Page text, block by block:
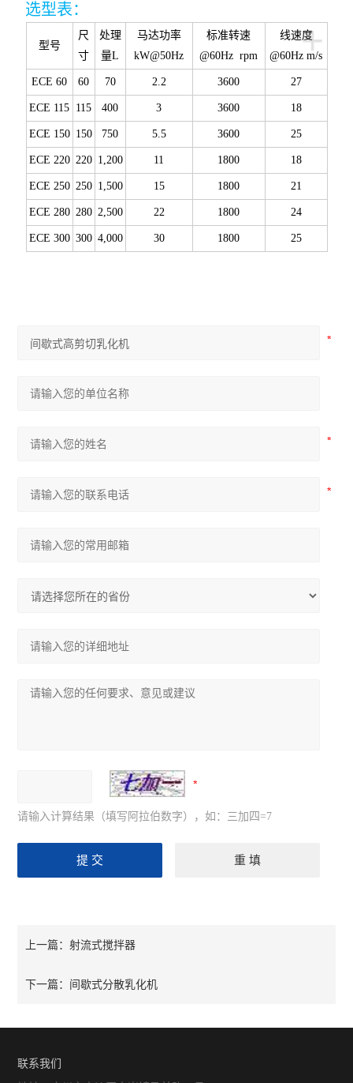
选型表：
+
型号
尺
寸
处理
量L
马达功率
kW@50Hz
标准转速
@60Hz rpm
线速度
@60Hz m/s
ECE 60 60 70 2.2 3600 27
ECE 115 115 400 3 3600 18
ECE 150 150 750 5.5 3600 25
ECE 220 220 1,200 11 1800 18
ECE 250 250 1,500 15 1800 21
ECE 280 280 2,500 22 1800 24
ECE 300 300 4,000 30 1800 25
请输入计算结果（填写阿拉伯数字），如：三加四=7
上一篇：射流式搅拌器
下一篇： 间歇式分散乳化机
联系我们